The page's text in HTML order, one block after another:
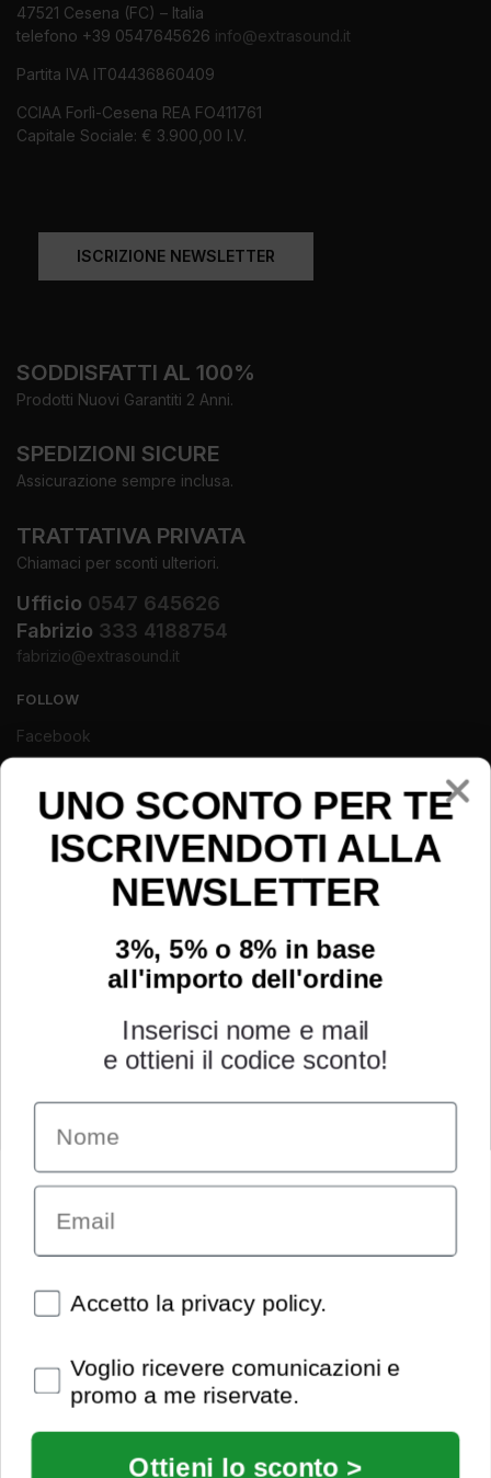
47521 Cesena (FC) – Italia
telefono +39 0547645626 info@extrasound.it
Partita IVA IT04436860409
CCIAA Forlì-Cesena REA FO411761
Capitale Sociale: € 3.900,00 I.V.
ISCRIZIONE NEWSLETTER
SODDISFATTI AL 100%
Prodotti Nuovi Garantiti 2 Anni.
SPEDIZIONI SICURE
Assicurazione sempre inclusa.
TRATTATIVA PRIVATA
Chiamaci per sconti ulteriori.
Ufficio 0547 645626
Fabrizio 333 4188754
fabrizio@extrasound.it
FOLLOW
Facebook
Instagram
Youtube
INFORMAZIONI
Chi siamo
Condizioni generali
Garanzia
Richiesta assistenza tecnica
Pagamenti e spedizioni
Utilizzo dei cookies
Recedi dal contratto
UNO SCONTO PER TE
ISCRIVENDOTI ALLA
NEWSLETTER
3%, 5% o 8% in base
all'importo dell'ordine
Inserisci nome e mail
e ottieni il codice sconto!
Name
Email
Spunte obbligatorie
Accetto la privacy policy.
Spunte obbligatorie
Voglio ricevere comunicazioni e
promo a me riservate.
Ottieni lo sconto >